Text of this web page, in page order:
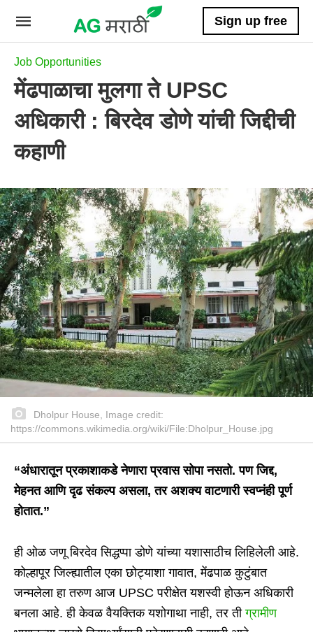
Sign up free
Job Opportunities
मेंढपाळाचा मुलगा ते UPSC
अधिकारी : बिरदेव डोणे यांची जिद्दीची
कहाणी
Dholpur House, Image credit:
https://commons.wikimedia.org/wiki/File:Dholpur_House.jpg
“अंधारातून प्रकाशाकडे नेणारा प्रवास सोपा नसतो. पण जिद्द,
मेहनत आणि दृढ संकल्प असला,तर अशक्य वाटणारी स्वप्नंही पूर्ण
होतात.”
ही ओळ जणू बिरदेव सिद्धप्पा डोणे यांच्या यशासाठीच लिहिलेली आहे.
कोल्हापूर जिल्ह्यातील एका छोट्याशा गावात, मेंढपाळ कुटुंबात
जन्मलेला हा तरुण आज UPSC परीक्षेत यशस्वी होऊन अधिकारी
बनला आहे. ही केवळ वैयक्तिक यशोगाथा नाही, तर तीग्रामीण